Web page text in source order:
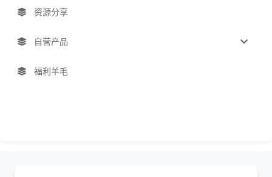
资源分享
自营产品
福利羊毛